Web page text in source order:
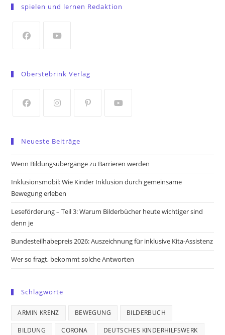
a
tab
spielen und lernen Redaktion
a
tab
tab
Oberstebrink Verlag
a
new
new
a
new
new
Neueste Beiträge
Wenn Bildungsübergänge zu Barrieren werden
Inklusionsmobil: Wie Kinder Inklusion durch gemeinsame
Bewegung erleben
Leseförderung – Teil 3: Warum Bilderbücher heute wichtiger sind
denn je
Bundesteilhabepreis 2026: Auszeichnung für inklusive Kita-Assistenz
Wer so fragt, bekommt solche Antworten
Schlagworte
ARMIN KRENZ BEWEGUNG BILDERBUCH
BILDUNG CORONA DEUTSCHES KINDERHILFSWERK